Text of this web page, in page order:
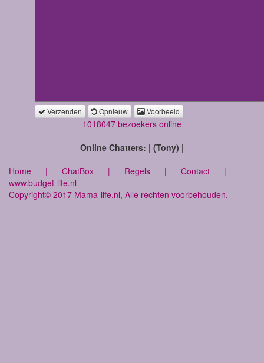
Verzenden Opnieuw Voorbeeld
1018047 bezoekers online
Online Chatters: | (Tony) |
Home | ChatBox | Regels | Contact |
www.budget-life.nl
Copyright© 2017 Mama-life.nl, Alle rechten voorbehouden.